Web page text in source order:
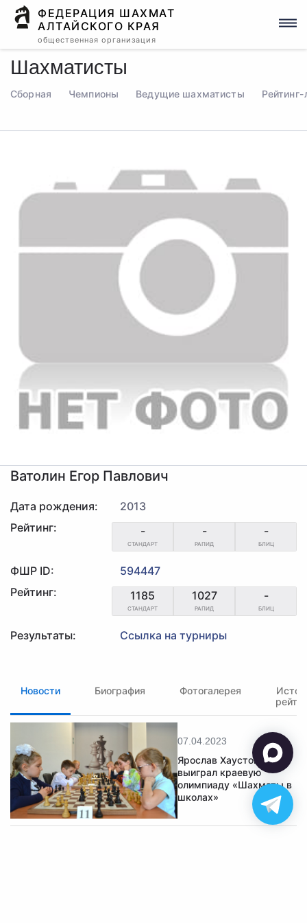
ФЕДЕРАЦИЯ ШАХМАТ
АЛТАЙСКОГО КРАЯ
общественная организация
Шахматисты
Сборная Чемпионы Ведущие шахматисты Рейтинг-
Ватолин Егор Павлович
Дата рождения:
2013
Рейтинг:
-
СТАНДАРТ
-
РАПИД
-
БЛИЦ
ФШР ID:
594447
Рейтинг:
1185
СТАНДАРТ
1027
РАПИД
-
БЛИЦ
Результаты: Ссылка на турниры
Новости Биография Фотогалерея
07.04.2023
Ярослав Хаустов
выиграл краевую
олимпиаду «Шахматы в
школах»